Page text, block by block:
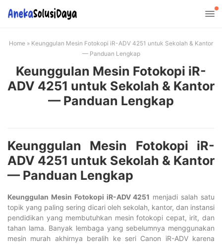
Home » Keunggulan Mesin Fotokopi iR-ADV 4251 untuk Sekolah & Kantor
— Panduan Lengkap
Keunggulan Mesin Fotokopi iR-
ADV 4251 untuk Sekolah & Kantor
— Panduan Lengkap
Keunggulan Mesin Fotokopi iR-
ADV 4251 untuk Sekolah & Kantor
— Panduan Lengkap
Keunggulan Mesin Fotokopi iR-ADV 4251 menjadi salah satu
topik yang paling sering dicari oleh sekolah, kantor, dan instansi
pendidikan yang membutuhkan mesin fotokopi cepat, irit, dan
tahan lama. Banyak lembaga yang sebelumnya menggunakan
mesin murah akhirnya beralih ke seri Canon iR-ADV karena